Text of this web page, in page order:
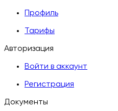
Профиль
Тарифы
Авторизация
Войти в аккаунт
Регистрация
Документы